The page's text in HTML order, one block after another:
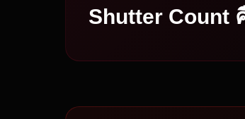
Shutter Count